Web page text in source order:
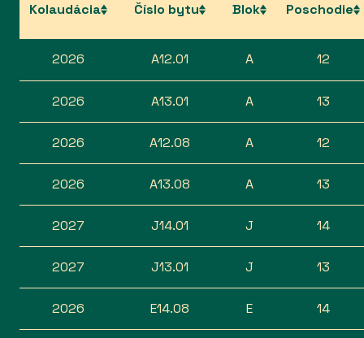
Kolaudácia Číslo bytu Blok Poschodie
2026 A12.01 A 12
2026 A13.01 A 13
2026 A12.08 A 12
2026 A13.08 A 13
2027 J14.01 J 14
2027 J13.01 J 13
2026 E14.08 E 14